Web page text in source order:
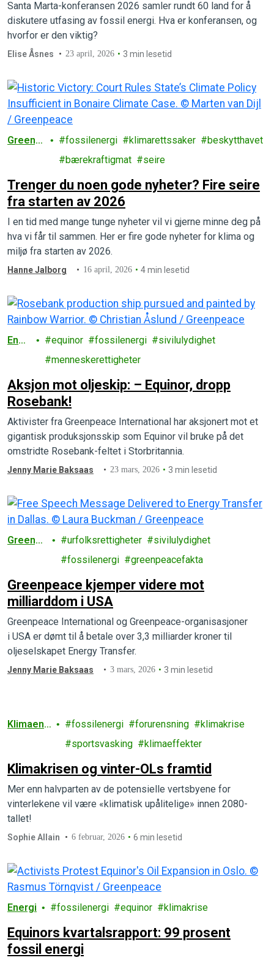
Santa Marta-konferansen 2026 samler rundt 60 land for å
diskutere utfasing av fossil energi. Hva er konferansen, og
hvorfor er den viktig?
Elise Åsnes 23 april, 2026 3 min lesetid
Greenp
fossilenergi klimarettssaker
beskytthavet
bærekraftigmat
seire
Trenger du noen gode nyheter? Fire seire
fra starten av 2026
I en tid med mange tunge nyheter vil vi gjerne minne deg på
hva vi får til sammen. Her er fire gode nyheter for klima og
miljø fra starten av 2026.
Hanne Jalborg 16 april, 2026 4 min lesetid
Ener
equinor fossilenergi
sivilulydighet
menneskerettigheter
Aksjon mot oljeskip: – Equinor, dropp
Rosebank!
Aktivister fra Greenpeace International har aksjonert mot et
gigantisk produksjonsskip som Equinor vil bruke på det
omstridte Rosebank-feltet i Storbritannia.
Jenny Marie Baksaas 23 mars, 2026 3 min lesetid
Greenp
urfolksrettigheter
sivilulydighet
fossilenergi
greenpeacefakta
Greenpeace kjemper videre mot
milliarddom i USA
Greenpeace International og Greenpeace-organisasjoner
i USA er dømt til å betale over 3,3 milliarder kroner til
oljeselskapet Energy Transfer.
Jenny Marie Baksaas 3 mars, 2026 3 min lesetid
Klimaend
fossilenergi forurensning
klimakrise
sportsvasking
klimaeffekter
Klimakrisen og vinter-OLs framtid
Mer enn halvparten av de potensielle vertsbyene for
vinterlekene vil være «klimatisk upålitelige» innen 2080-
tallet!
Sophie Allain 6 februar, 2026 6 min lesetid
Energi fossilenergi equinor klimakrise
Equinors kvartalsrapport: 99 prosent
fossil energi